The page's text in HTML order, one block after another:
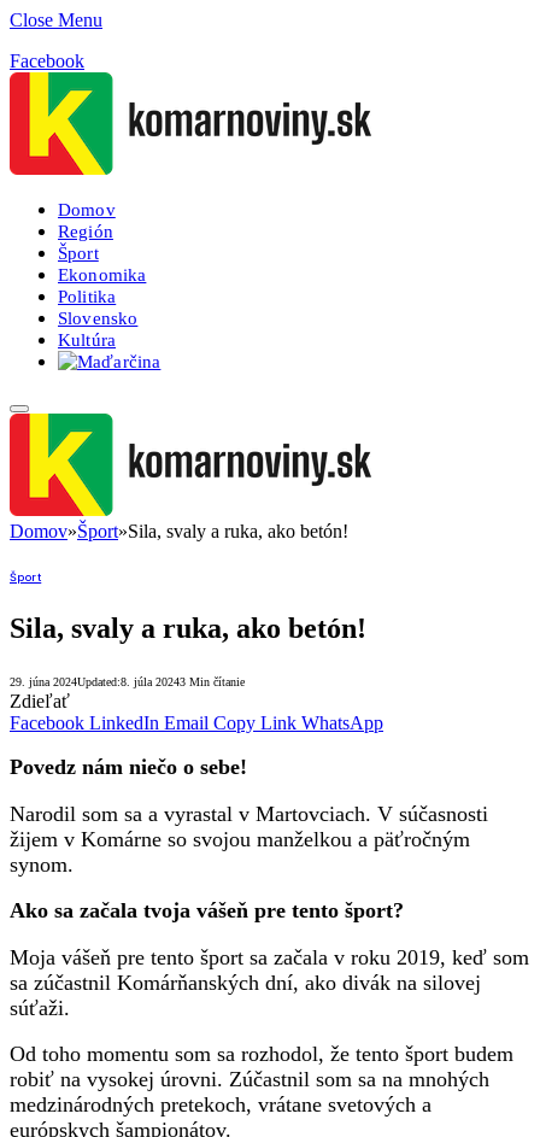
Close Menu
Facebook
Domov
Región
Šport
Ekonomika
Politika
Slovensko
Kultúra
Domov»Šport»Sila, svaly a ruka, ako betón!
Šport
Sila, svaly a ruka, ako betón!
29. júna 2024Updated:8. júla 20243 Min čítanie
Zdieľať
Facebook LinkedIn Email Copy Link WhatsApp
Povedz nám niečo o sebe!
Narodil som sa a vyrastal v Martovciach. V súčasnosti
žijem v Komárne so svojou manželkou a päťročným
synom.
Ako sa začala tvoja vášeň pre tento šport?
Moja vášeň pre tento šport sa začala v roku 2019, keď som
sa zúčastnil Komárňanských dní, ako divák na silovej
súťaži.
Od toho momentu som sa rozhodol, že tento šport budem
robiť na vysokej úrovni. Zúčastnil som sa na mnohých
medzinárodných pretekoch, vrátane svetových a
európskych šampionátov.